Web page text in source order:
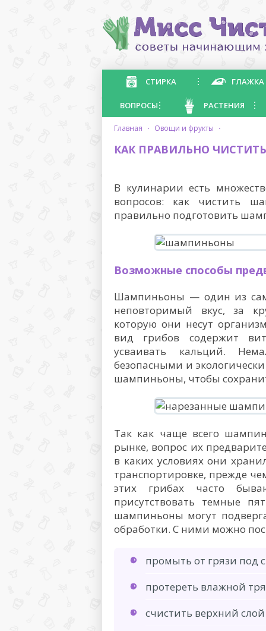
СТИРКА ГЛАЖКА
ВОПРОСЫ РАСТЕНИЯ
главная · овощи и фрукты ·
КАК ПРАВИЛЬНО
В кулинарии есть
вопросов: как чистить
правильно подготовить
Возможные способы
Шампиньоны — один из
неповторимый вкус, за
которую они несут
вид грибов содержит
усваивать кальций.
безопасными и
шампиньоны, чтобы
Так как чаще всего
рынке, вопрос их
в каких условиях они
транспортировке, прежде
этих грибах часто
присутствовать темные
шампиньоны могут
обработки. С ними можно
промыть от грязи под
протереть влажной
счистить верхний